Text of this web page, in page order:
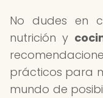
No dudes en
nutrición y
prácticos para
mundo de